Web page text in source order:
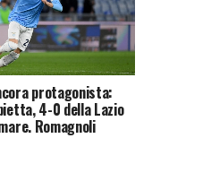
protagonista:
4-0 della Lazio
Romagnoli